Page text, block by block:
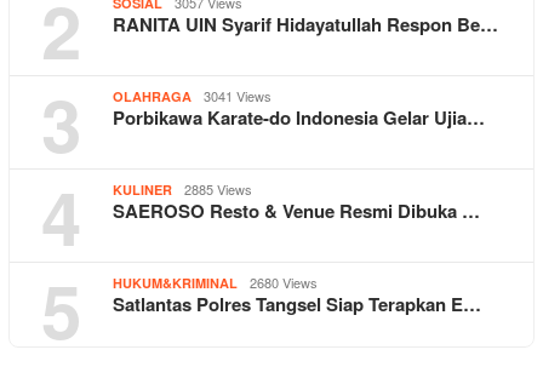
2 RANITA UIN Syarif Hidayatullah Respon Be…
3 OLAHRAGA 3041 Views
Porbikawa Karate-do Indonesia Gelar Ujia…
4 KULINER 2885 Views
SAEROSO Resto & Venue Resmi Dibuka …
5 HUKUM&KRIMINAL 2680 Views
Satlantas Polres Tangsel Siap Terapkan E…